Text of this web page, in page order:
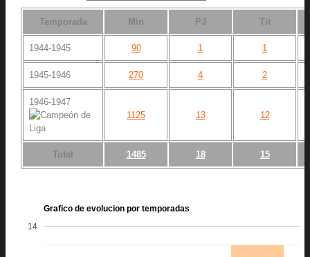
Temporada Min PJ Tit
1944-1945 90 1 1
1945-1946 270 4 2
1946-1947
1125
13 12
Total 1485 18 15
Grafico de evolucion por temporadas
14